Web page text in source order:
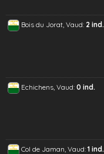
Bois du Jorat, Vaud: 2 ind.
Echichens, Vaud: 0 ind.
Col de Jaman, Vaud: 1 ind.